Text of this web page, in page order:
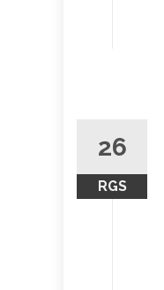
26
RGS